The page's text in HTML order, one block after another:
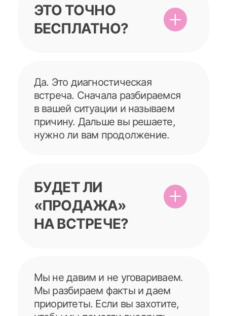
У МЕНЯ
МАЛЕНЬКИЙ
Можно. В небольших салонах
результат часто быстрее,
потому что меньше лишних
звеньев и проще поставить
У МЕНЯ НЕТ
ВРЕМЕНИ
ВНЕДРЯТЬ.
действия на 7 дней. Не
«перестроить жизнь»,
а конкретные шаги, которые
реально сделать без героизма.